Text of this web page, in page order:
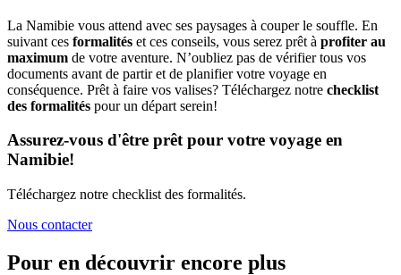
La Namibie vous attend avec ses paysages à couper le souffle. En
suivant ces formalités et ces conseils, vous serez prêt à profiter au
maximum de votre aventure. N’oubliez pas de vérifier tous vos
documents avant de partir et de planifier votre voyage en
conséquence. Prêt à faire vos valises? Téléchargez notre checklist
des formalités pour un départ serein!
Assurez-vous d'être prêt pour votre voyage en
Namibie!
Téléchargez notre checklist des formalités.
Nous contacter
Pour en découvrir encore plus